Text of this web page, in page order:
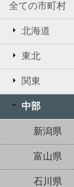
全ての市町村
北海道
東北
関東
中部
新潟県
富山県
石川県